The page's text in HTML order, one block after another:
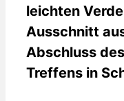
leichten
Ausschnitt
Abschluss
Treffens in